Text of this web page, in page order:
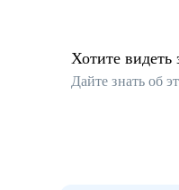
Хотите видеть
Дайте знать об